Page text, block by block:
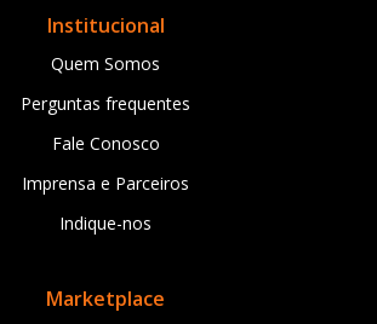
Institucional
Quem Somos
Perguntas frequentes
Fale Conosco
Imprensa e Parceiros
Indique-nos
Marketplace